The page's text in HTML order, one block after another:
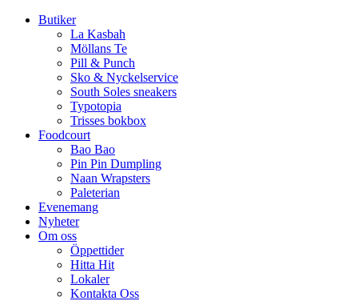
Butiker
La Kasbah
Möllans Te
Pill & Punch
Sko & Nyckelservice
South Soles sneakers
Typotopia
Trisses bokbox
Foodcourt
Bao Bao
Pin Pin Dumpling
Naan Wrapsters
Paleterian
Evenemang
Nyheter
Om oss
Öppettider
Hitta Hit
Lokaler
Kontakta Oss